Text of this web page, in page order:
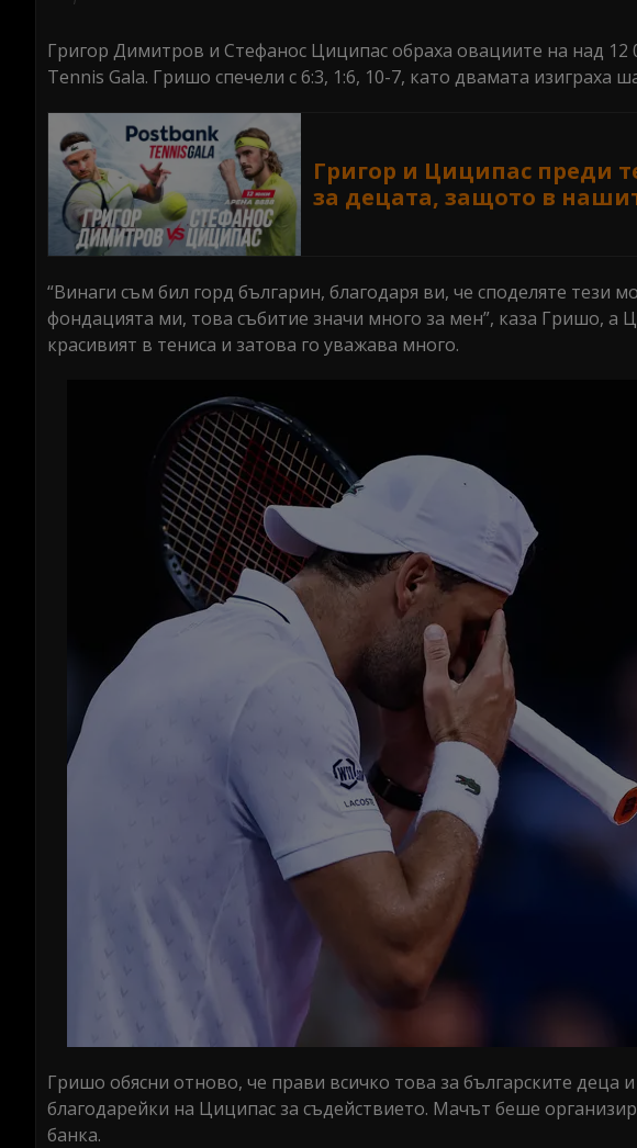
secondsVolume
0%
Григор Димитров и Стефанос Циципас обраха овациите на над 12
Tennis Gala. Гришо спечели с 6:3, 1:6, 10-7, като двамата изиграха
Григор и Циципас преди
за децата, защото в
“Винаги съм бил горд българин, благодаря ви, че споделяте тези
фондацията ми, това събитие значи много за мен”, каза Гришо, а
красивият в тениса и затова го уважава много.
Гришо обясни отново, че прави всичко това за българските деца
благодарейки на Циципас за съдействието. Мачът беше
банка.